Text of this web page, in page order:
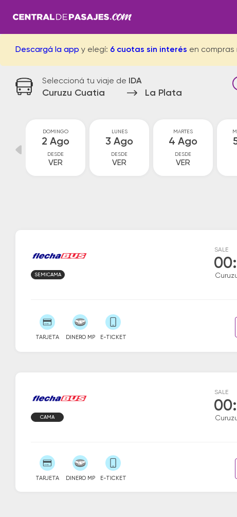
Descargá la app y elegí: 6 cuotas sin interés en compras
Seleccioná tu viaje de IDA
Curuzu Cuatia La Plata
DOMINGO
2 Ago
DESDE
VER
LUNES
3 Ago
DESDE
VER
MARTES
4 Ago
DESDE
VER
SALE
SEMICAMA
TARJETA DINERO MP E-TICKET
SALE
CAMA
TARJETA DINERO MP E-TICKET